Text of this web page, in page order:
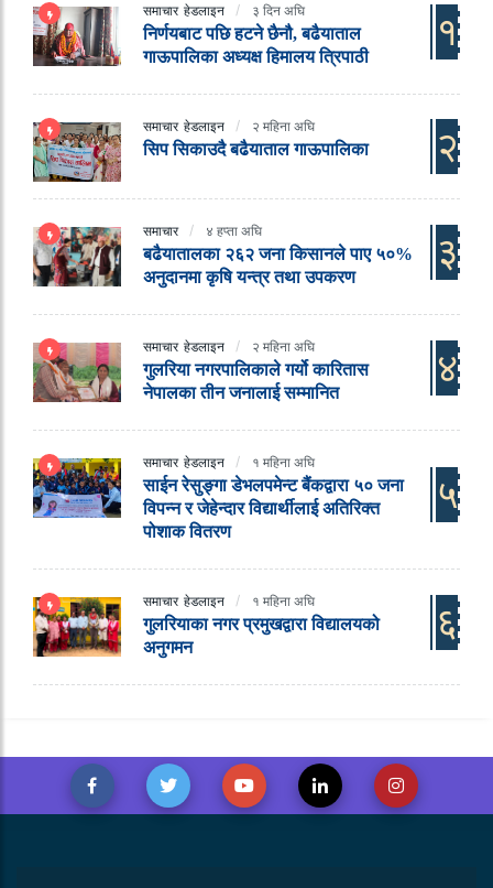
समाचार हेडलाइन ३ दिन अघि
निर्णयबाट पछि हटने छैनौ, बढैयाताल
गाऊपालिका अध्यक्ष हिमालय त्रिपाठी
१
समाचार हेडलाइन २ महिना अघि
सिप सिकाउदै बढैयाताल गाऊपालिका २
समाचार ४ हप्ता अघि
बढैयातालका २६२ जना किसानले पाए ५०%
अनुदानमा कृषि यन्त्र तथा उपकरण
३
समाचार हेडलाइन २ महिना अघि
गुलरिया नगरपालिकाले गर्यो कारितास
नेपालका तीन जनालाई सम्मानित
४
समाचार हेडलाइन १ महिना अघि
साईन रेसुङ्गा डेभलपमेन्ट बैंकद्वारा ५० जना
विपन्न र जेहेन्दार विद्यार्थीलाई अतिरिक्त
पोशाक वितरण
५
समाचार हेडलाइन १ महिना अघि
गुलरियाका नगर प्रमुखद्वारा विद्यालयको
अनुगमन
६